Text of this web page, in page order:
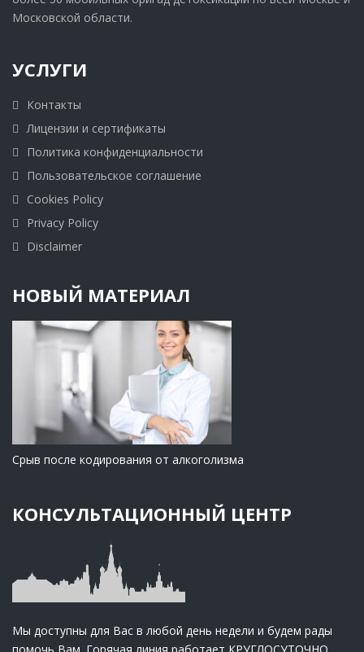
Московской области.
УСЛУГИ
Контакты
Лицензии и сертификаты
Политика конфиденциальности
Пользовательское соглашение
Cookies Policy
Privacy Policy
Disclaimer
НОВЫЙ МАТЕРИАЛ
Срыв после кодирования от алкоголизма
КОНСУЛЬТАЦИОННЫЙ ЦЕНТР
Мы доступны для Вас в любой день недели и будем рады